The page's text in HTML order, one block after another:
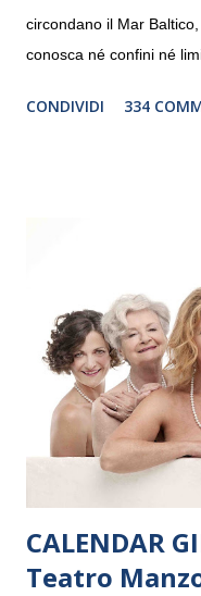
circondano il Mar
conosca né confini né
debutterà il 10
“Settembre
consecutivo. Il pubblico
giovani artisti della
volta. L’orchestra,
da un prestigioso
CONDIVIDI 334
CALENDAR
Teatro